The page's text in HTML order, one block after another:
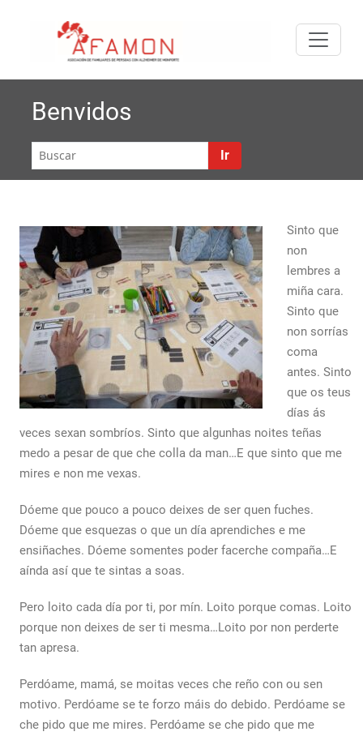
A
Asociación
Familiares
de
de Lemos
Benvidos
Ir
Sinto que
non
lembres a
miña cara.
Sinto que
non sorrías
coma
antes. Sinto
que os teus
días ás
veces sexan sombríos. Sinto que algunhas noites teñas
medo a pesar de que che colla da man…E que sinto que me
mires e non me vexas.
Dóeme que pouco a pouco deixes de ser quen fuches.
Dóeme que esquezas o que un día aprendiches e me
ensiñaches. Dóeme somentes poder facerche compaña…E
aínda así que te sintas a soas.
Pero loito cada día por ti, por mín. Loito porque comas. Loito
porque non deixes de ser ti mesma…Loito por non perderte
tan apresa.
Perdóame, mamá, se moitas veces che reño con ou sen
motivo. Perdóame se te forzo máis do debido. Perdóame se
che pido que me mires. Perdóame se che pido que me